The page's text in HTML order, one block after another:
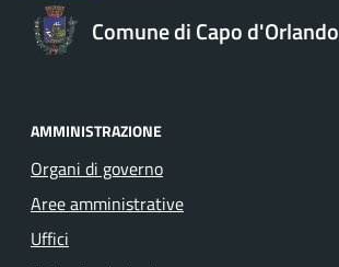
Comune di Capo d'Orlando
AMMINISTRAZIONE
Organi di governo
Aree amministrative
Uffici